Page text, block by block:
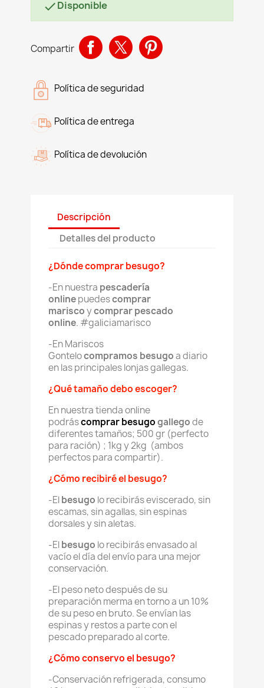
Disponible
Compartir
Política de seguridad
Política de entrega
Política de devolución
Descripción
Detalles del producto
¿Dónde comprar besugo?
-En nuestra pescadería
onlinepuedescomprar
marisco ycomprar pescado
online. #galiciamarisco
-En Mariscos
Gontelocompramos besugoa diario
en las principales lonjas gallegas.
¿Qué tamaño debo escoger?
En nuestra tienda online
podráscomprar besugogallegode
diferentes tamaños; 500 gr (perfecto
para ración) ; 1kg y 2kg (ambos
perfectos para compartir).
¿Cómo recibiré el besugo?
-Elbesugo lo recibirás eviscerado, sin
escamas, sin agallas, sin espinas
dorsales y sin aletas.
-Elbesugo lo recibirás envasado al
vacío el día del envío para una mejor
conservación.
-El peso neto después de su
preparación merma en torno a un 10%
de su peso en bruto. Se envían las
espinas y restos a parte con el
pescado preparado al corte.
¿Cómo conservo el besugo?
-Conservación refrigerada, consumo